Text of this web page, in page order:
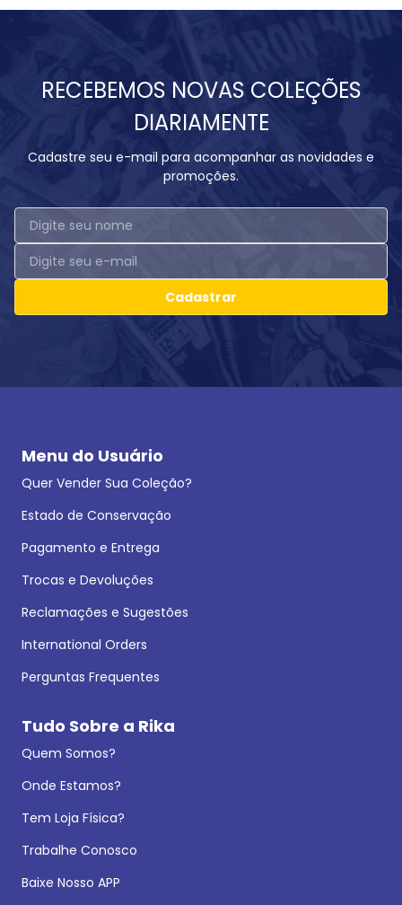
RECEBEMOS NOVAS COLEÇÕES
DIARIAMENTE
Cadastre seu e-mail para acompanhar as novidades e
promoções.
Cadastrar
Menu do Usuário
Quer Vender Sua Coleção?
Estado de Conservação
Pagamento e Entrega
Trocas e Devoluções
Reclamações e Sugestões
International Orders
Perguntas Frequentes
Tudo Sobre a Rika
Quem Somos?
Onde Estamos?
Tem Loja Física?
Trabalhe Conosco
Baixe Nosso APP